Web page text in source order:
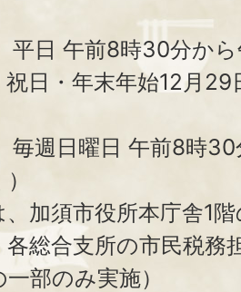
平日 午前8時30分か
祝日・年末年始12月
毎週日曜日 午前8時
加須市役所本庁舎1
各総合支所の市民税務
部のみ実施）